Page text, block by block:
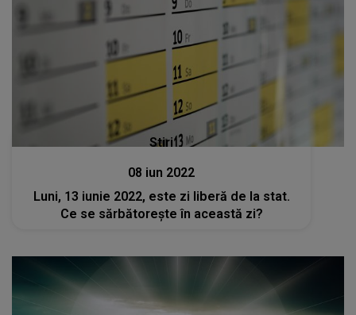
Stiri
08 iun 2022
Luni, 13 iunie 2022, este zi liberă de la stat.
Ce se sărbătoreşte în această zi?